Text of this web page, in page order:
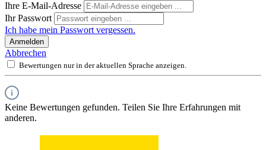
Ihre E-Mail-Adresse
Ihr Passwort
Ich habe mein Passwort vergessen.
Anmelden
Abbrechen
Bewertungen nur in der aktuellen Sprache anzeigen.
Keine Bewertungen gefunden. Teilen Sie Ihre Erfahrungen mit
anderen.